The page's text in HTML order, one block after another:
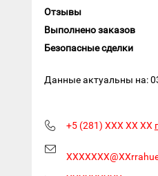
Отзывы
Выполнено заказов
Безопасные сделки
Данные актуальны на:
+5 (281) XXX XX XX